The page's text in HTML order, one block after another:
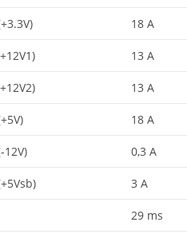
18 A
13 A
13 A
18 A
0,3 A
3 A
29 ms